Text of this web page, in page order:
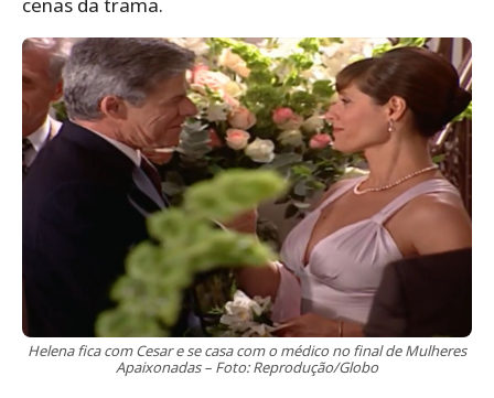
Helena fica com Cesar e se casa com o médico no final de Mulheres
Apaixonadas – Foto: Reprodução/Globo